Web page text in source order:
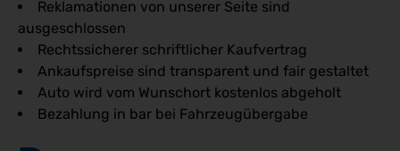
Reklamationen von unserer Seite sind
ausgeschlossen
Rechtssicherer schriftlicher Kaufvertrag
Ankaufspreise sind transparent und fair gestaltet
Auto wird vom Wunschort kostenlos abgeholt
Bezahlung in bar bei Fahrzeugübergabe